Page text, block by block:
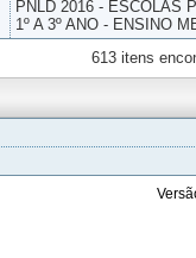
PNLD 2016 - ESCOLAS
1º A 3º ANO - ENSINO
613 itens